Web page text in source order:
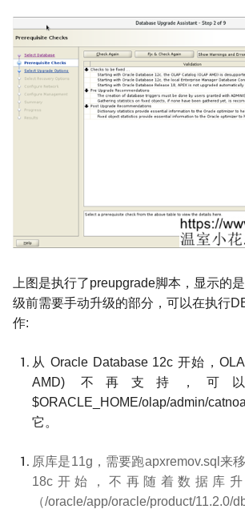
上图是执行了preupgrade脚本，显示的
级前需要手动升级的部分，可以在执行
作:
从 Oracle Database 12c 开始，
AMD) 不再支持，可
$ORACLE_HOME/olap/admin/
它。
原库是11g ，需要跑apxremov.sql 来
18c 开始，不再随着数据库升
（/oracle/app/oracle/product/11.2.0/